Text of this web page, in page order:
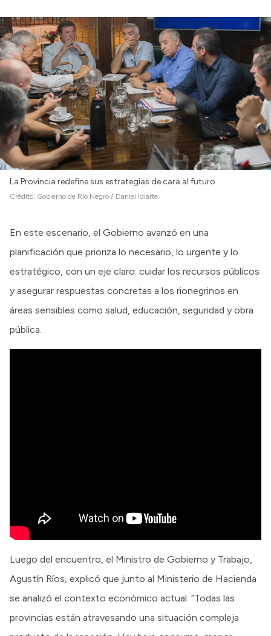
La Provincia redefine sus estrategias de cara al futuro
Crédito: Gobierno de Río Negro / Daniel Idiarte
En este escenario, el Gobierno avanzó en una
planificación que prioriza lo necesario, lo urgente y lo
estratégico, con un eje claro: cuidar los recursos públicos
y asegurar respuestas concretas a los rionegrinos en
áreas sensibles como salud, educación, seguridad y obra
pública.
Luego del encuentro, el Ministro de Gobierno y Trabajo,
Agustín Ríos, explicó que junto al Ministerio de Hacienda
se analizó el contexto económico actual. “Todas las
provincias están atravesando una situación compleja